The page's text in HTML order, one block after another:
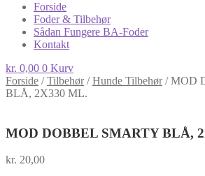
Forside
Foder & Tilbehør
Sådan Fungere BA-Foder
Kontakt
kr. 0,00 0 Kurv
Forside /Tilbehør/Hunde Tilbehør/MOD
BLÅ, 2X330 ML.
MOD DOBBEL SMARTY BLÅ,
kr. 20,00